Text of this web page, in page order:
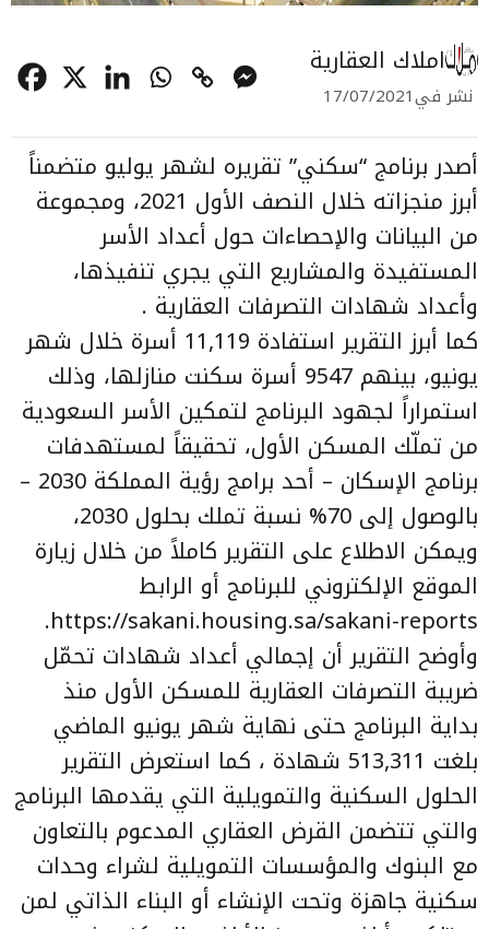
املاك العقارية
نشر في17/07/2021
أصدر برنامج “سكني” تقريره لشهر يوليو متضمناً
أبرز منجزاته خلال النصف الأول 2021، ومجموعة
من البيانات والإحصاءات حول أعداد الأسر
المستفيدة والمشاريع التي يجري تنفيذها،
وأعداد شهادات التصرفات العقارية .
كما أبرز التقرير استفادة 11,119 أسرة خلال شهر
يونيو، بينهم 9547 أسرة سكنت منازلها، وذلك
استمراراً لجهود البرنامج لتمكين الأسر السعودية
من تملّك المسكن الأول، تحقيقاً لمستهدفات
برنامج الإسكان – أحد برامج رؤية المملكة 2030 –
بالوصول إلى 70% نسبة تملك بحلول 2030،
ويمكن الاطلاع على التقرير كاملاً من خلال زيارة
الموقع الإلكتروني للبرنامج أو الرابط
https://sakani.housing.sa/sakani-reports.
وأوضح التقرير أن إجمالي أعداد شهادات تحمّل
ضريبة التصرفات العقارية للمسكن الأول منذ
بداية البرنامج حتى نهاية شهر يونيو الماضي
بلغت 513,311 شهادة ، كما استعرض التقرير
الحلول السكنية والتمويلية التي يقدمها البرنامج
والتي تتضمن القرض العقاري المدعوم بالتعاون
مع البنوك والمؤسسات التمويلية لشراء وحدات
سكنية جاهزة وتحت الإنشاء أو البناء الذاتي لمن